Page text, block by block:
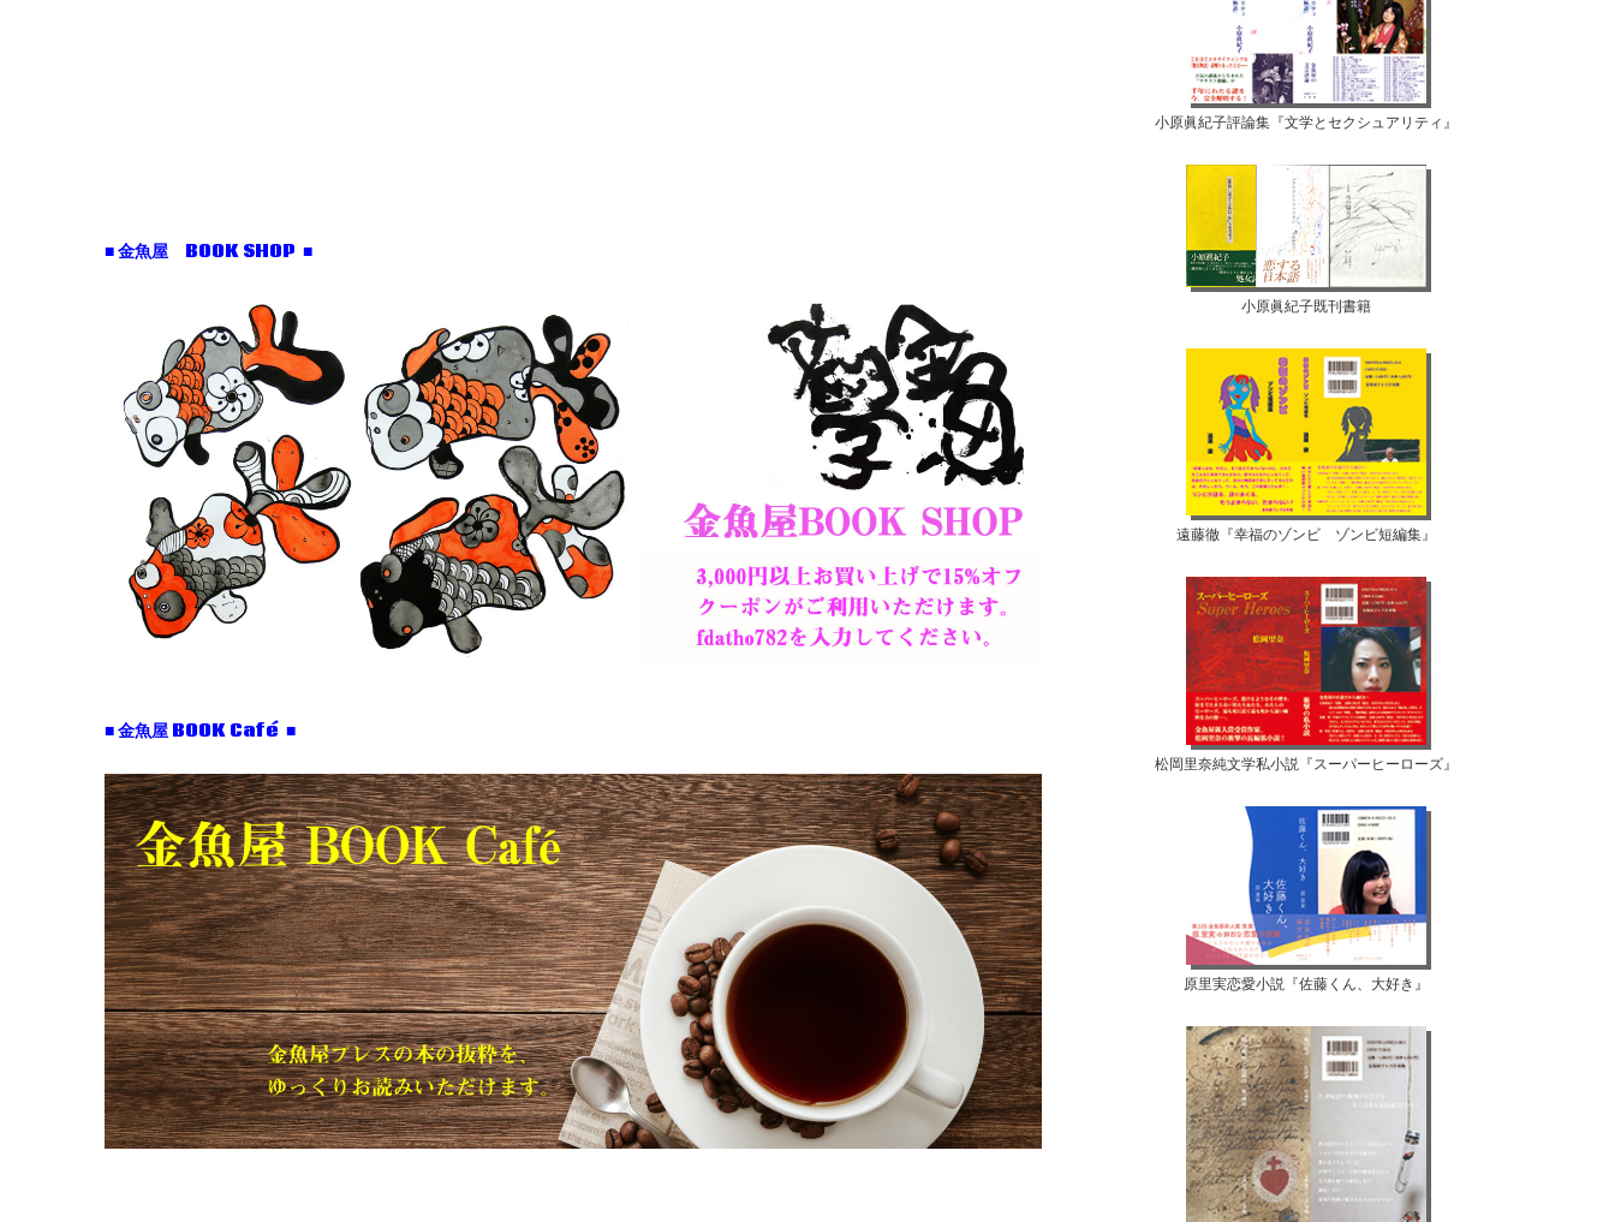
■ 金魚屋 BOOK SHOP ■
■ 金魚屋 BOOK Café ■
小原眞紀子評論集『文学とセクシュアリティ』
小原眞紀子既刊書籍
遠藤徹『幸福のゾンビ ゾンビ短編集』
松岡里奈純文学私小説『スーパーヒーローズ』
原里実恋愛小説『佐藤くん、大好き』